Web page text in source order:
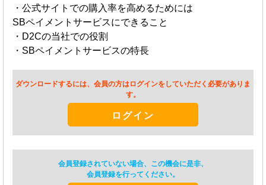
・公式サイトでの購入率を高めるためには
SBペイメントサービスにできること
・D2Cの当社での役割
・SBペイメントサービスの特長
ダウンロードするには、会員の方はログインをしていただく必要がありま
す。
ログイン
会員登録されていない場合、この機会に是非、
会員登録を行ってください。